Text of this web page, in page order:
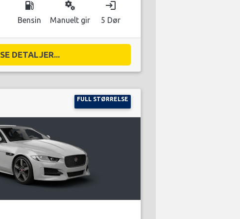
local_gas_station
Bensin
miscellaneous_services
Manuelt gir
login
5 Dør
SE DETALJER...
FULL STØRRELSE